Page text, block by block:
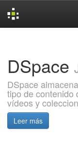
DSpace
DSpace
tipo de contenido
vídeos y
Leer más